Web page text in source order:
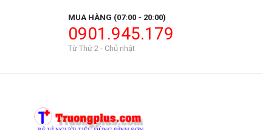
MUA HÀNG (07:00 - 20:00)
0901.945.179
Từ Thứ 2 - Chủ nhật